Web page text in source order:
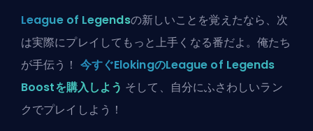
League of Legendsの新しいことを覚えたなら、次
は実際にプレイしてもっと上手くなる番だよ。俺たち
が手伝う！ 今すぐElokingのLeague of Legends
Boostを購入しよう そして、自分にふさわしいラン
クでプレイしよう！